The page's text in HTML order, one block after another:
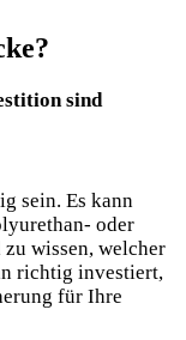
sind
sein. Es kann
oder⁤
wissen, welcher
richtig investiert,
für Ihre⁤